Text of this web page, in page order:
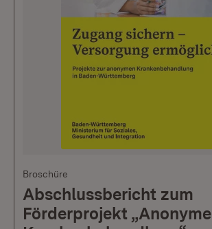
Broschüre
Abschlussbericht zum
Förderprojekt „Anonyme